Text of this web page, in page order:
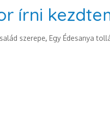
írni
szerepe,Egy Édesanya